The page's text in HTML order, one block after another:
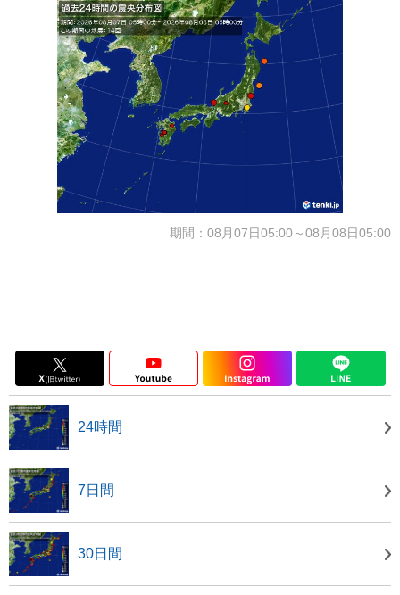
期間：08月07日05:00～08月08日05:00
24時間
7日間
30日間